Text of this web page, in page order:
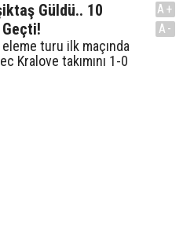
Güldü.. 10
turu ilk maçında
Kralove takımını 1-0
A+
A-